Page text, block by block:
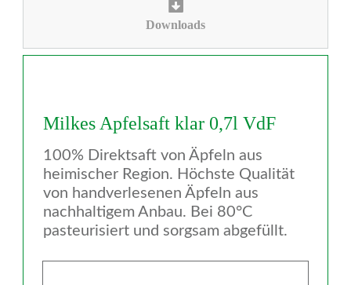
Downloads
Milkes Apfelsaft klar 0,7l VdF
100% Direktsaft von Äpfeln aus
heimischer Region. Höchste Qualität
von handverlesenen Äpfeln aus
nachhaltigem Anbau. Bei 80°C
pasteurisiert und sorgsam abgefüllt.